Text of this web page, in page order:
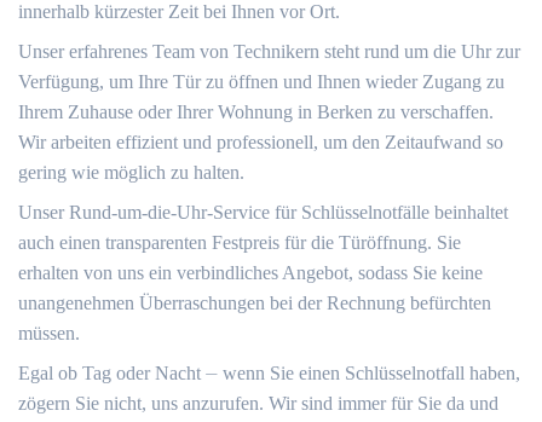
innerhalb kürzester Zeit bei Ihnen vor Ort.
Unser erfahrenes Team von Technikern steht rund um die Uhr zur
Verfügung, um Ihre Tür zu öffnen und Ihnen wieder Zugang zu
Ihrem Zuhause oder Ihrer Wohnung in Berken zu verschaffen.​
Wir arbeiten effizient und professionell, um den Zeitaufwand so
gering wie möglich zu halten.​
Unser Rund-um-die-Uhr-Service für Schlüsselnotfälle beinhaltet
auch einen transparenten Festpreis für die Türöffnung.​ Sie
erhalten von uns ein verbindliches Angebot, sodass Sie keine
unangenehmen Überraschungen bei der Rechnung befürchten
müssen.​
Egal ob Tag oder Nacht ⏤ wenn Sie einen Schlüsselnotfall haben,
zögern Sie nicht, uns anzurufen. Wir sind immer für Sie da und